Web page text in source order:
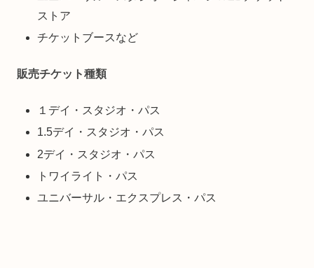
ストア
チケットブースなど
販売チケット種類
１デイ・スタジオ・パス
1.5デイ・スタジオ・パス
2デイ・スタジオ・パス
トワイライト・パス
ユニバーサル・エクスプレス・パス